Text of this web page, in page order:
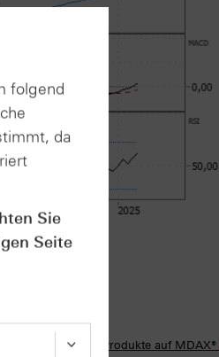
Alle Produkte auf MDAX®
folgend
da
Sie
Seite